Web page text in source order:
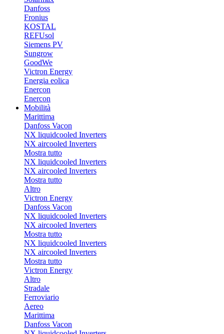
Danfoss
Fronius
KOSTAL
REFUsol
Siemens PV
Sungrow
GoodWe
Victron Energy
Energia eolica
Enercon
Enercon
Mobilità
Marittima
Danfoss Vacon
NX liquidcooled Inverters
NX aircooled Inverters
Mostra tutto
NX liquidcooled Inverters
NX aircooled Inverters
Mostra tutto
Altro
Victron Energy
Danfoss Vacon
NX liquidcooled Inverters
NX aircooled Inverters
Mostra tutto
NX liquidcooled Inverters
NX aircooled Inverters
Mostra tutto
Victron Energy
Altro
Stradale
Ferroviario
Aereo
Marittima
Danfoss Vacon